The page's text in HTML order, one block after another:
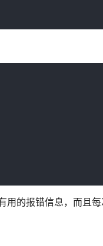
用的报错信息，而且